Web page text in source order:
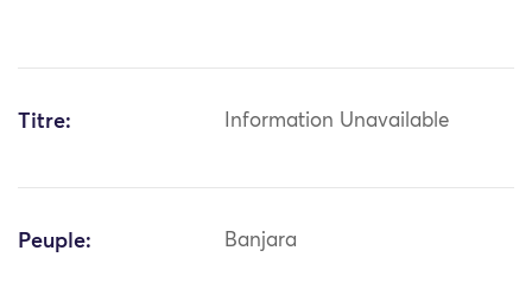
Titre: Information Unavailable
Peuple: Banjara